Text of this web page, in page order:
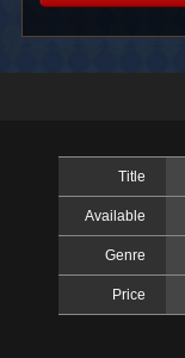
Title
Available
Genre
Price